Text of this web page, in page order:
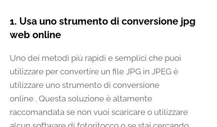
1. Usa uno strumento di conversione jpg
web online
Uno dei metodi più rapidi e semplici che puoi
utilizzare per convertire un file JPG in JPEG è
utilizzare uno strumento di conversione
online . Questa soluzione è altamente
raccomandata se non vuoi scaricare o utilizzare